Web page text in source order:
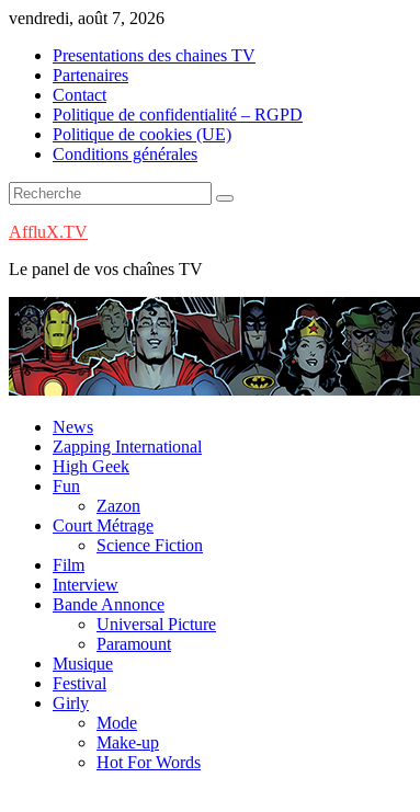
Skip
content
vendredi, août 7, 2026
Presentations des chaines TV
Partenaires
Contact
Politique de confidentialité – RGPD
Politique de cookies (UE)
Conditions générales
AffluX.TV
Le panel de vos chaînes TV
News
Zapping International
High Geek
Fun
Zazon
Court Métrage
Science Fiction
Film
Interview
Bande Annonce
Universal Picture
Paramount
Musique
Festival
Girly
Mode
Make-up
Hot For Words